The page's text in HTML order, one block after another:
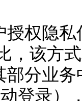
授权隐
，该方
部分业
登录）